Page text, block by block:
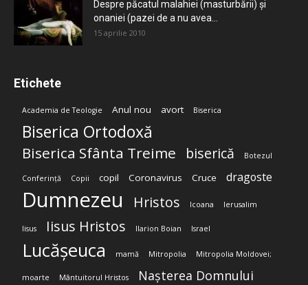
Despre păcatul malahiei (masturbării) şi
onaniei (pazei de a nu avea...
15 aprilie 2010
Etichete
Academia de Teologie Anul nou avort Biserica
Biserica Ortodoxă
Biserica Sfânta Treime biserică Botezul
Conferință Copii copil Coronavirus Cruce dragoste
Dumnezeu Hristos Icoana Ierusalim
Iisus Iisus Hristos Ilarion Boian Israel
Lucășeuca mamă Mitropolia Mitropolia Moldovei;
moarte Mântuitorul Hristos Nașterea Domnului